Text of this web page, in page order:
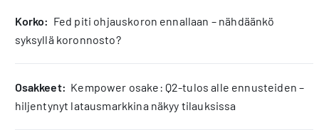
korko: Fed piti ohjauskoron ennallaan – nähdäänkö
syksyllä koronnosto?
osakkeet: Kempower osake: Q2-tulos alle ennusteiden –
hiljentynyt latausmarkkina näkyy tilauksissa